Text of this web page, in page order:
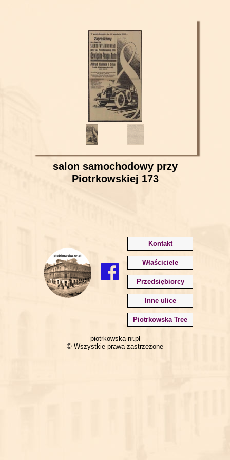
salon samochodowy przy
Piotrkowskiej 173
Kontakt
Właściciele
Przedsiębiorcy
Inne ulice
Piotrkowska Tree
piotrkowska-nr.pl
© Wszystkie prawa zastrzeżone